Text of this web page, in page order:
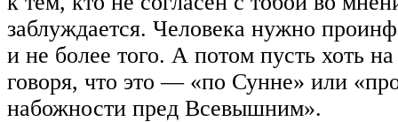
заблуждается. Человека нужно
и не более того. А потом пусть хоть на
говоря, что это — «по Сунне» или
набожности пред Всевышним».